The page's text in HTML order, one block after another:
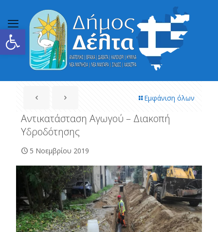
Ανοίξτε τη γραμμή εργαλείων
Εμφάνιση όλων
Αντικατάσταση Αγωγού – Διακοπή
Υδροδότησης
5 Νοεμβρίου 2019